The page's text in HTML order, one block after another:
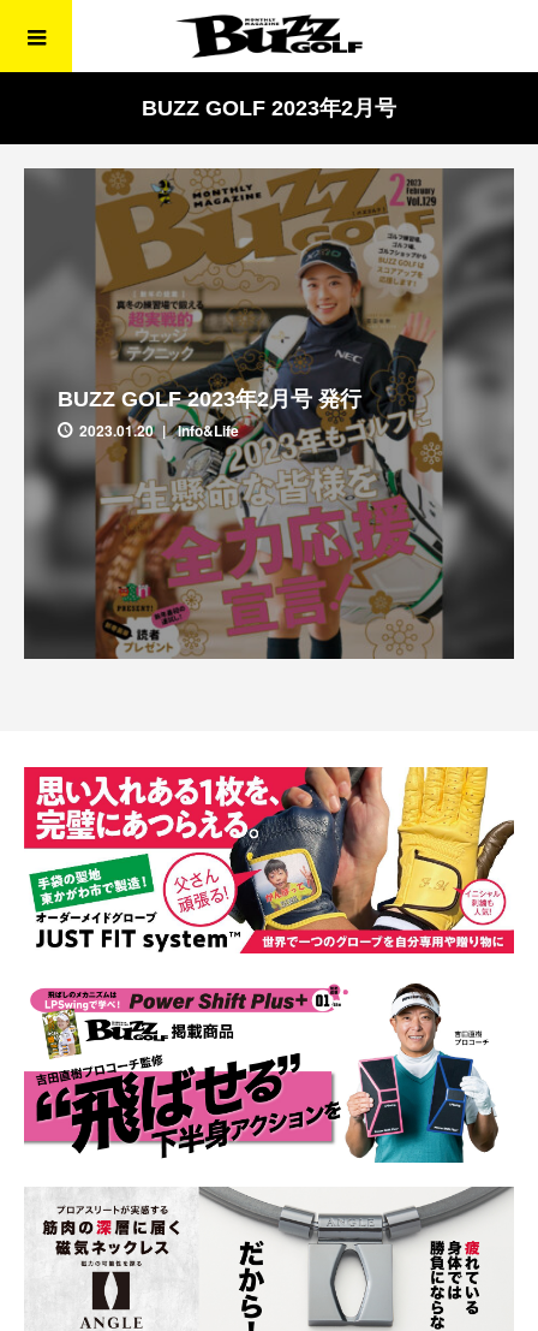
BUZZ GOLF 2023年2月号
BUZZ GOLF 2023年2月号 発行
2023.01.20 Info&Life